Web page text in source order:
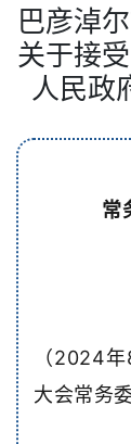
巴彦淖
关于接
人民政
常
（2024
大会常务